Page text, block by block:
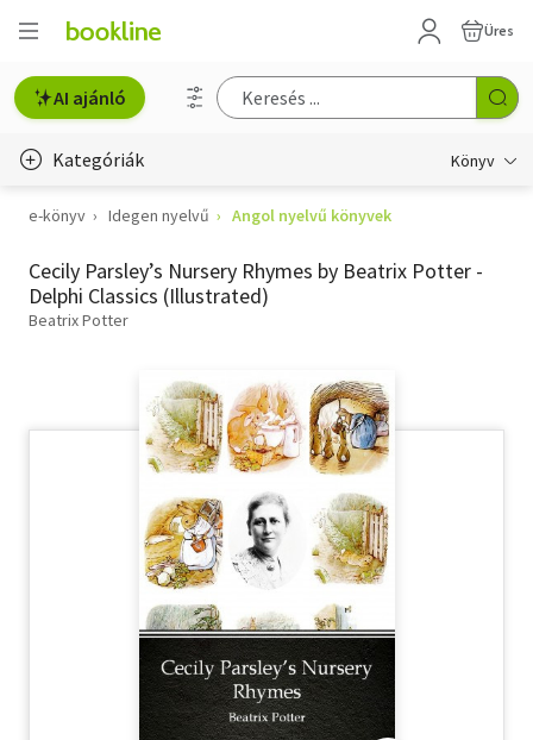
Üres
AI ajánló
Kategóriák Könyv
Életmód, egészség
Erotika
Gyermek- és ifjúsági
Szótár, nyelvkönyv
Tankönyv, segédkönyv
Társadalomtudomány
Természettudomány
e-könyv Idegen nyelvű Angol nyelvű könyvek
Cecily Parsley’s Nursery Rhymes by Beatrix Potter -
Delphi Classics (Illustrated)
Beatrix Potter